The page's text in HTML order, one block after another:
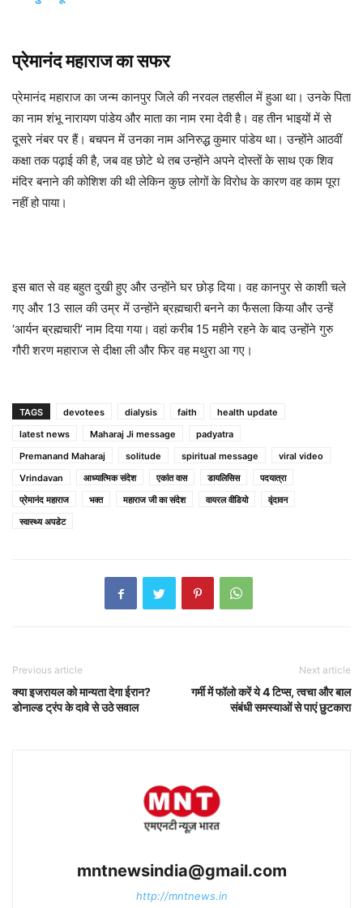
प्रेमानंद महाराज का सफर
प्रेमानंद महाराज का जन्म कानपुर जिले की नरवल तहसील में हुआ था। उनके पिता
का नाम शंभू नारायण पांडेय और माता का नाम रमा देवी है। वह तीन भाइयों में से
दूसरे नंबर पर हैं। बचपन में उनका नाम अनिरुद्ध कुमार पांडेय था। उन्होंने आठवीं
कक्षा तक पढ़ाई की है, जब वह छोटे थे तब उन्होंने अपने दोस्तों के साथ एक शिव
मंदिर बनाने की कोशिश की थी लेकिन कुछ लोगों के विरोध के कारण वह काम पूरा
नहीं हो पाया।
इस बात से वह बहुत दुखी हुए और उन्होंने घर छोड़ दिया। वह कानपुर से काशी चले
गए और 13 साल की उम्र में उन्होंने ब्रह्मचारी बनने का फैसला किया और उन्हें
‘आर्यन ब्रह्मचारी’ नाम दिया गया। वहां करीब 15 महीने रहने के बाद उन्होंने गुरु
गौरी शरण महाराज से दीक्षा ली और फिर वह मथुरा आ गए।
TAGS devotees dialysis faith
health update
latest news
Maharaj Ji message
padyatra
Premanand Maharaj
solitude spiritual message
viral video
Vrindavan
आध्यात्मिक संदेश एकांत वास डायलिसिस
पदयात्रा
प्रेमानंद महाराज
भक्त महाराज जी का संदेश वायरल वीडियो
वृंदावन
स्वास्थ्य अपडेट
Previous article
क्या इजरायल को मान्यता देगा ईरान?
डोनाल्ड ट्रंप के दावे से उठे सवाल
Next article
गर्मी में फॉलो करें ये 4 टिप्स, त्वचा और बाल
संबंधी समस्याओं से पाएं छुटकारा
mntnewsindia@gmail.com
http://mntnews.in